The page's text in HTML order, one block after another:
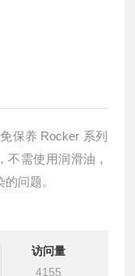
系列
不需使用润滑油，
问题。
访问量
4155